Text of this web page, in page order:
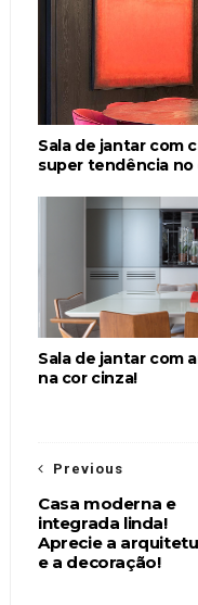
Sala de jantar com
super tendência no
Sala de jantar com
na cor cinza!
Previous
Casa moderna e
integrada linda!
Aprecie a
e a decoração!